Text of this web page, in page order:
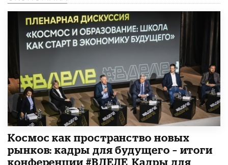
Космос как пространство новых
рынков: кадры для будущего – итоги
конференции #ВДЕЛЕ_Кадры для